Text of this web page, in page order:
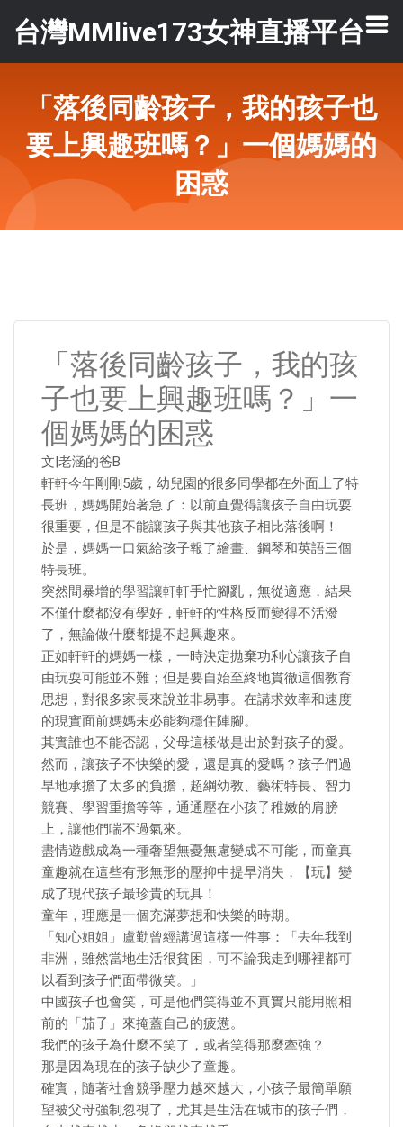
台灣MMlive173女神直播平台
「落後同齡孩子，我的孩子也
要上興趣班嗎？」一個媽媽的
困惑
「落後同齡孩子，我的孩
子也要上興趣班嗎？」一
個媽媽的困惑
文|老涵的爸B
軒軒今年剛剛5歲，幼兒園的很多同學都在外面上了特
長班，媽媽開始著急了：以前直覺得讓孩子自由玩耍
很重要，但是不能讓孩子與其他孩子相比落後啊！
於是，媽媽一口氣給孩子報了繪畫、鋼琴和英語三個
特長班。
突然間暴增的學習讓軒軒手忙腳亂，無從適應，結果
不僅什麼都沒有學好，軒軒的性格反而變得不活潑
了，無論做什麼都提不起興趣來。
正如軒軒的媽媽一樣，一時決定拋棄功利心讓孩子自
由玩耍可能並不難；但是要自始至終地貫徹這個教育
思想，對很多家長來說並非易事。在講求效率和速度
的現實面前媽媽未必能夠穩住陣腳。
其實誰也不能否認，父母這樣做是出於對孩子的愛。
然而，讓孩子不快樂的愛，還是真的愛嗎？孩子們過
早地承擔了太多的負擔，超綱幼教、藝術特長、智力
競賽、學習重擔等等，通通壓在小孩子稚嫩的肩膀
上，讓他們喘不過氣來。
盡情遊戲成為一種奢望無憂無慮變成不可能，而童真
童趣就在這些有形無形的壓抑中提早消失，【玩】變
成了現代孩子最珍貴的玩具！
童年，理應是一個充滿夢想和快樂的時期。
「知心姐姐」盧勤曾經講過這樣一件事：「去年我到
非洲，雖然當地生活很貧困，可不論我走到哪裡都可
以看到孩子們面帶微笑。」
中國孩子也會笑，可是他們笑得並不真實只能用照相
前的「茄子」來掩蓋自己的疲憊。
我們的孩子為什麼不笑了，或者笑得那麼牽強？
那是因為現在的孩子缺少了童趣。
確實，隨著社會競爭壓力越來越大，小孩子最簡單願
望被父母強制忽視了，尤其是生活在城市的孩子們，